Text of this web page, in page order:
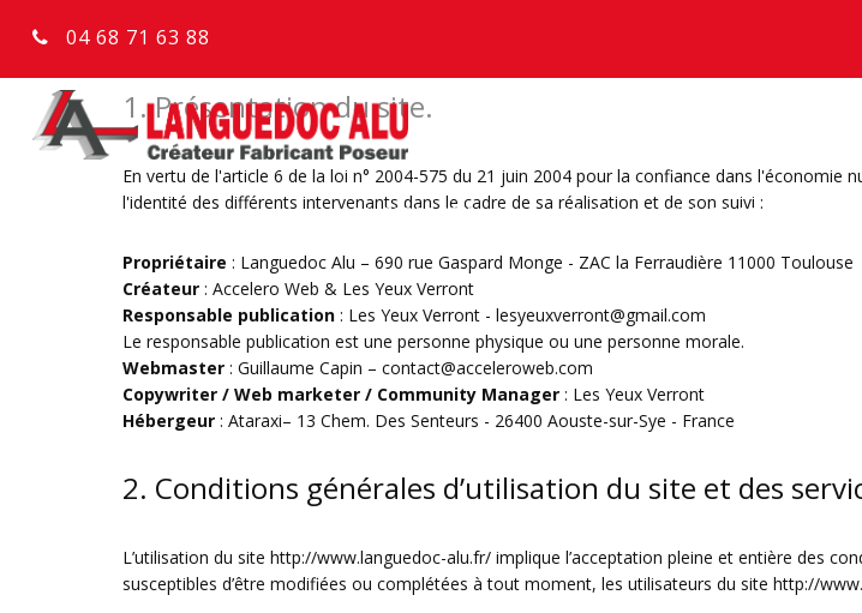
04 68 71 63 88
FENÊTRES ET BAIES VOLETS VÉRANDAS &
1. Présentation du site.
En vertu de l'article 6 de la loi n° 2004-575 du 21 juin 2004 pour la confiance dans l'économie
l'identité des différents intervenants dans le cadre de sa réalisation et de son suivi :
Propriétaire : Languedoc Alu – 690 rue Gaspard Monge - ZAC la Ferraudière 11000 Toulouse
Créateur : Accelero Web & Les Yeux Verront
Responsable publication : Les Yeux Verront - lesyeuxverront@gmail.com
Le responsable publication est une personne physique ou une personne morale.
Webmaster : Guillaume Capin – contact@acceleroweb.com
Copywriter / Web marketer / Community Manager : Les Yeux Verront
Hébergeur : Ataraxi– 13 Chem. Des Senteurs - 26400 Aouste-sur-Sye - France
2. Conditions générales d’utilisation du site et des
L’utilisation du site http://www.languedoc-alu.fr/ implique l’acceptation pleine et entière des
susceptibles d’être modifiées ou complétées à tout moment, les utilisateurs du site http://